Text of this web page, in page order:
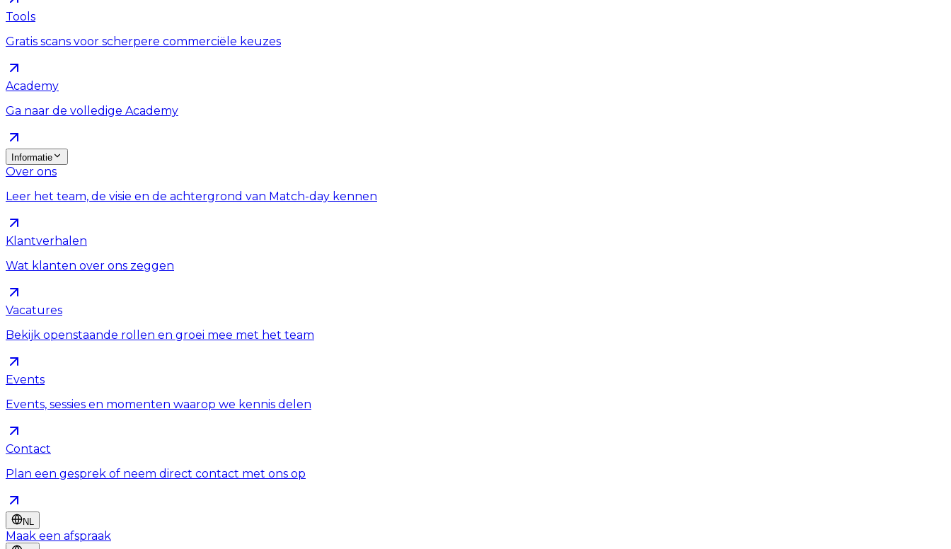
Tools
Gratis scans voor scherpere commerciële keuzes
Academy
Ga naar de volledige Academy
Informatie
Over ons
Leer het team, de visie en de achtergrond van Match-day kennen
Klantverhalen
Wat klanten over ons zeggen
Vacatures
Bekijk openstaande rollen en groei mee met het team
Events
Events, sessies en momenten waarop we kennis delen
Contact
Plan een gesprek of neem direct contact met ons op
NL
Maak een afspraak